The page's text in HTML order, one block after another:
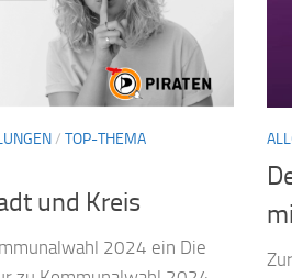
/ TOP-THEMA
und Kreis
2024 ein Die